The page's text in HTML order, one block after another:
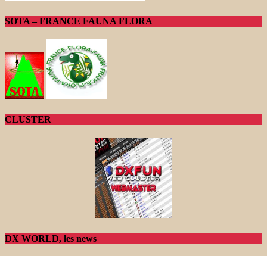
SOTA – FRANCE FAUNA FLORA
CLUSTER
DX WORLD, les news